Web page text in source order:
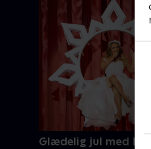
Glædelig jul med